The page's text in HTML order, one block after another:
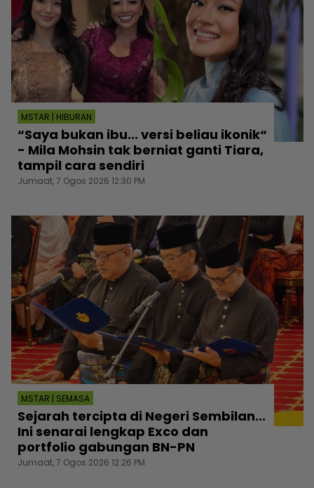
MSTAR | HIBURAN
“Saya bukan ibu... versi beliau ikonik“
- Mila Mohsin tak berniat ganti Tiara,
tampil cara sendiri
Jumaat, 7 Ogos 2026 12:30 PM
MSTAR | SEMASA
Sejarah tercipta di Negeri Sembilan...
Ini senarai lengkap Exco dan
portfolio gabungan BN-PN
Jumaat, 7 Ogos 2026 12:26 PM